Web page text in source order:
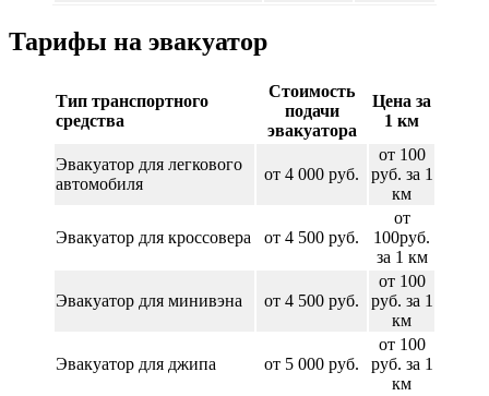
Тарифы на эвакуатор
Тип транспортного
средства
Стоимость
подачи
эвакуатора
Цена за
1 км
Эвакуатор для легкового
автомобиля
от 4 000 руб.
от 100
руб. за 1
км
Эвакуатор для кроссовера от 4 500 руб.
от
100руб.
за 1 км
Эвакуатор для минивэна от 4 500 руб.
от 100
руб. за 1
км
Эвакуатор для джипа от 5 000 руб.
от 100
руб. за 1
км